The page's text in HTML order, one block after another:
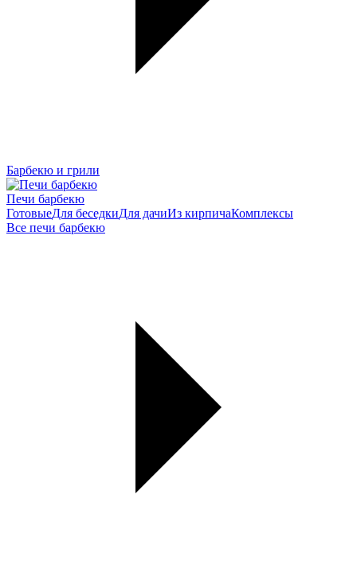
Барбекю и грили
Печи барбекю
ГотовыеДля беседкиДля дачиИз кирпичаКомплексы
Все печи барбекю